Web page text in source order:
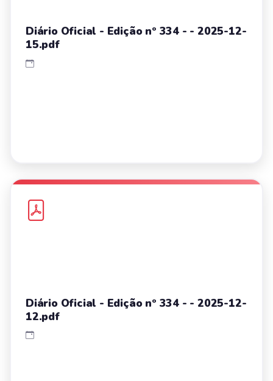
Diário Oficial - Edição nº 334 - - 2025-12-
15.pdf
Diário Oficial - Edição nº 334 - - 2025-12-
12.pdf